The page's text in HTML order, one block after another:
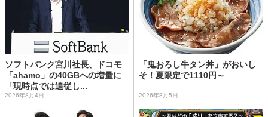
ソフトバンク宮川社長、ドコモ
「ahamo」の40GBへの増量に
「現時点では追従し...
2026年8月4日
「鬼おろし牛タン丼」がおいし
そ！夏限定で1110円～
2026年8月5日